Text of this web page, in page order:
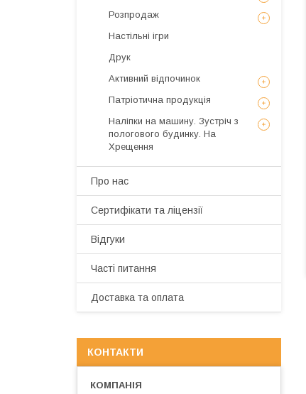
Розпродаж
Настільні ігри
Друк
Активний відпочинок
Патріотична продукція
Наліпки на машину. Зустріч з
пологового будинку. На
Хрещення
Про нас
Сертифікати та ліцензії
Відгуки
Часті питання
Доставка та оплата
КОНТАКТИ